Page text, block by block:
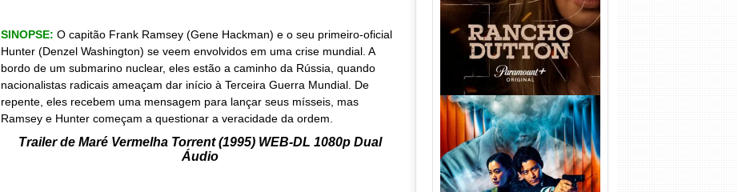
SINOPSE: O capitão Frank Ramsey (Gene Hackman) e o seu primeiro-oficial
Hunter (Denzel Washington) se veem envolvidos em uma crise mundial. A
bordo de um submarino nuclear, eles estão a caminho da Rússia, quando
nacionalistas radicais ameaçam dar início à Terceira Guerra Mundial. De
repente, eles recebem uma mensagem para lançar seus mísseis, mas
Ramsey e Hunter começam a questionar a veracidade da ordem.
Trailer de Maré Vermelha Torrent (1995) WEB-DL 1080p Dual
Áudio